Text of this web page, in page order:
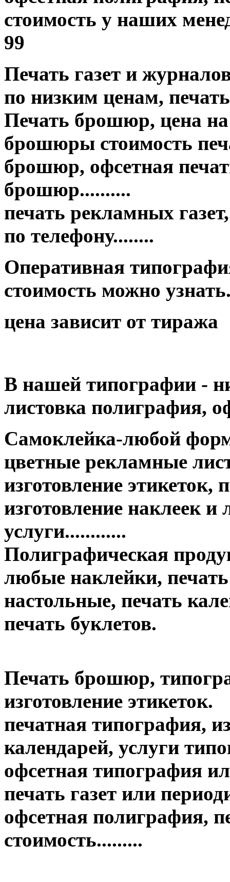
стоимость у наших
99
Печать газет и
по низким ценам,
Печать брошюр, цена
брошюры стоимость
брошюр, офсетная
брошюр..........
печать рекламных
по телефону........
Оперативная
стоимость можно
цена зависит от тиража
В нашей типографии -
листовка полиграфия,
Самоклейка-любой
цветные рекламные
изготовление этикеток,
изготовление наклеек
услуги............
Полиграфическая
любые наклейки,
настольные, печать
печать буклетов.
Печать брошюр,
изготовление этикеток.
печатная типография,
календарей, услуги
офсетная типография
печать газет или
офсетная полиграфия,
стоимость.........